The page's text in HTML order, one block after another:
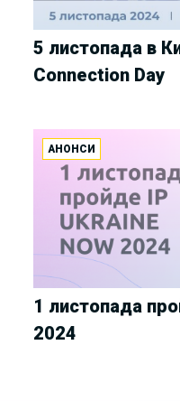
5 листопада в
Connection Day
АНОНСИ
1 листопада
2024